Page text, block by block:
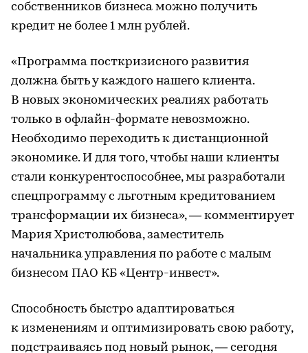
собственников бизнеса можно получить
кредит не более 1 млн рублей.
«Программа посткризисного развития
должна быть у каждого нашего клиента.
В новых экономических реалиях работать
только в офлайн-формате невозможно.
Необходимо переходить к дистанционной
экономике. И для того, чтобы наши клиенты
стали конкурентоспособнее, мы разработали
спецпрограмму с льготным кредитованием
трансформации их бизнеса», — комментирует
Мария Христолюбова, заместитель
начальника управления по работе с малым
бизнесом ПАО КБ «Центр-инвест».
Способность быстро адаптироваться
к изменениям и оптимизировать свою работу,
подстраиваясь под новый рынок, — сегодня